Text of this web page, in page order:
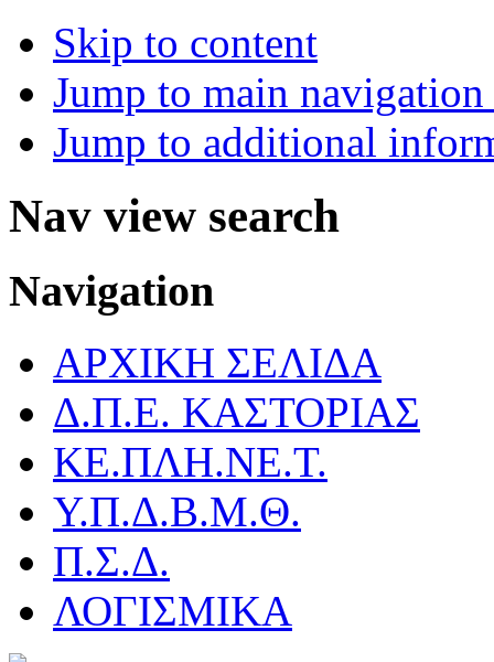
Skip to content
Jump to main
Jump to additional
Nav view search
Navigation
ΑΡΧΙΚΗ ΣΕΛΙΔΑ
Δ.Π.Ε. ΚΑΣΤΟΡΙΑΣ
ΚΕ.ΠΛΗ.ΝΕ.Τ.
Υ.Π.Δ.Β.Μ.Θ.
Π.Σ.Δ.
ΛΟΓΙΣΜΙΚΑ